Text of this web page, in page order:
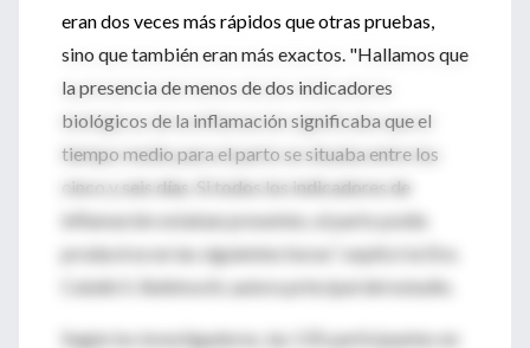
eran dos veces más rápidos que otras pruebas,
sino que también eran más exactos. "Hallamos que
la presencia de menos de dos indicadores
biológicos de la inflamación significaba que el
tiempo medio para el parto se situaba entre los
cinco y seis días. Si todos los indicadores de
inflamación estaban presentes, el parto podía
producirse en las siguientes horas", explicó la Dra.
Catalin S. Buhimschi, autora principal del estudio.
Según los investigadores, las 135 participantes en